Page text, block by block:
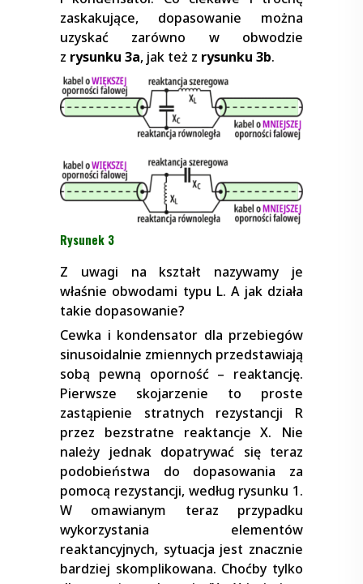
zaskakujące, dopasowanie można
uzyskać zarówno w obwodzie
z rysunku 3a, jak też z rysunku 3b.
Rysunek 3
Z uwagi na kształt nazywamy je
właśnie obwodami typu L. A jak działa
takie dopasowanie?
Cewka i kondensator dla przebiegów
sinusoidalnie zmiennych przedstawiają
sobą pewną oporność – reaktancję.
Pierwsze skojarzenie to proste
zastąpienie stratnych rezystancji R
przez bezstratne reaktancje X. Nie
należy jednak dopatrywać się teraz
podobieństwa do dopasowania za
pomocą rezystancji, według rysunku 1.
W omawianym teraz przypadku
wykorzystania elementów
reaktancyjnych, sytuacja jest znacznie
bardziej skomplikowana. Choćby tylko